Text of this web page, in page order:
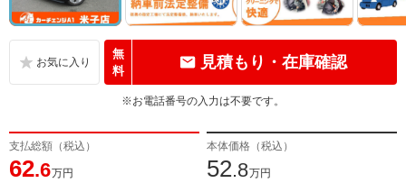
無
料
見積もり・在庫確認
※お電話番号の入力は不要です。
支払総額（税込）
62.6万円
本体価格（税込）
52.8万円